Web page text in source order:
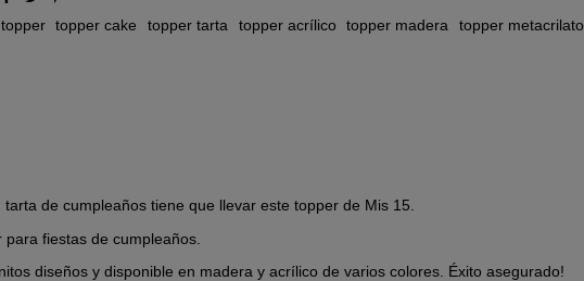
topper topper cake topper tarta topper acrílico topper madera topper metacrilato
de cumpleaños tiene que llevar este topper de Mis 15.
fiestas de cumpleaños.
diseños y disponible en madera y acrílico de varios colores. Éxito asegurado!